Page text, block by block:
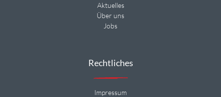
Aktuelles
Über uns
Jobs
Rechtliches
Impressum